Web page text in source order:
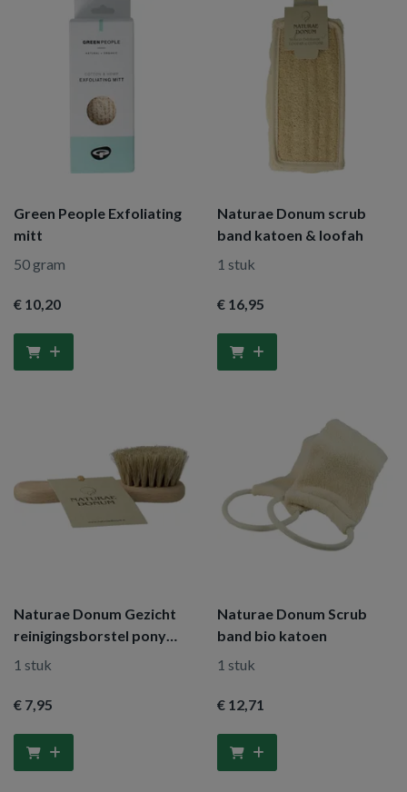
Green People Exfoliating
mitt
50 gram
€ 10,20
Naturae Donum scrub
band katoen & loofah
1 stuk
€ 16,95
Naturae Donum Gezicht
reinigingsborstel pony
haar
1 stuk
€ 7,95
Naturae Donum Scrub
band bio katoen
1 stuk
€ 12,71